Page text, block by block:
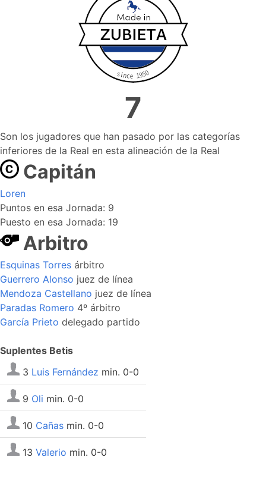
7
Son los jugadores que han pasado por las categorías
inferiores de la Real en esta alineación de la Real
Capitán
Loren
Puntos en esa Jornada: 9
Puesto en esa Jornada: 19
Arbitro
Esquinas Torres árbitro
Guerrero Alonso juez de línea
Mendoza Castellano juez de línea
Paradas Romero 4º árbitro
García Prieto delegado partido
Suplentes Betis
3 Luis Fernández min. 0-0
9 Oli min. 0-0
10 Cañas min. 0-0
13 Valerio min. 0-0